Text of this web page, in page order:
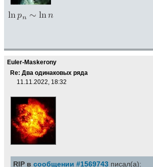
Euler-Maskerony
Re: Два одинаковых ряда
11.11.2022, 18:32
RIP в сообщении #1569743 писал(а):